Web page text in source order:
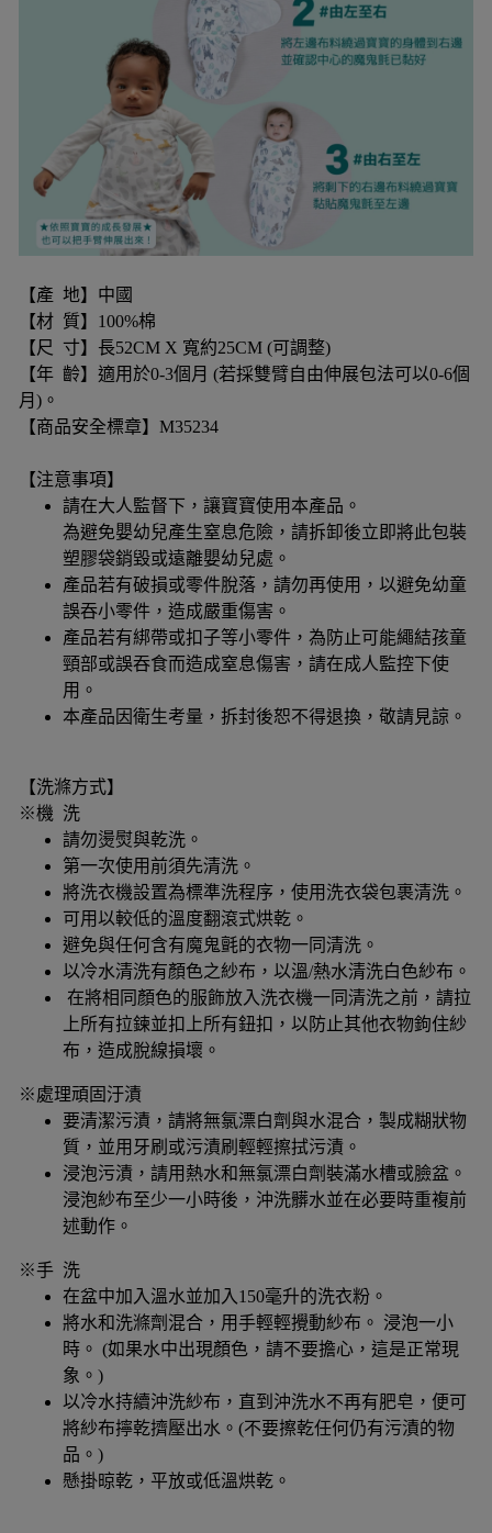
【產 地】中國
【材 質】100%棉
【尺 寸】長52CM X 寬約25CM (可調整)
【年 齡】適用於0-3個月 (若採雙臂自由伸展包法可以0-6個
月)。
【商品安全標章】M35234
【注意事項】
請在大人監督下，讓寶寶使用本產品。
為避免嬰幼兒產生窒息危險，請拆卸後立即將此包裝
塑膠袋銷毀或遠離嬰幼兒處。
產品若有破損或零件脫落，請勿再使用，以避免幼童
誤吞小零件，造成嚴重傷害。
產品若有綁帶或扣子等小零件，為防止可能繩結孩童
頸部或誤吞食而造成窒息傷害，請在成人監控下使
用。
本產品因衛生考量，拆封後恕不得退換，敬請見諒。
【洗滌方式】
※機 洗
請勿燙熨與乾洗。
第一次使用前須先清洗。
將洗衣機設置為標準洗程序，使用洗衣袋包裹清洗。
可用以較低的溫度翻滾式烘乾。
避免與任何含有魔鬼氈的衣物一同清洗。
以冷水清洗有顏色之紗布，以溫/熱水清洗白色紗布。
在將相同顏色的服飾放入洗衣機一同清洗之前，請拉
上所有拉鍊並扣上所有鈕扣，以防止其他衣物鉤住紗
布，造成脫線損壞。
※處理頑固汙漬
要清潔污漬，請將無氯漂白劑與水混合，製成糊狀物
質，並用牙刷或污漬刷輕輕擦拭污漬。
浸泡污漬，請用熱水和無氯漂白劑裝滿水槽或臉盆。
浸泡紗布至少一小時後，沖洗髒水並在必要時重複前
述動作。
※手 洗
在盆中加入溫水並加入150毫升的洗衣粉。
將水和洗滌劑混合，用手輕輕攪動紗布。 浸泡一小
時。 (如果水中出現顏色，請不要擔心，這是正常現
象。)
以冷水持續沖洗紗布，直到沖洗水不再有肥皂，便可
將紗布擰乾擠壓出水。(不要擦乾任何仍有污漬的物
品。)
懸掛晾乾，平放或低溫烘乾。